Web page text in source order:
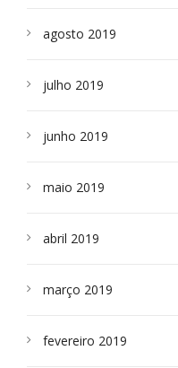
agosto 2019
julho 2019
junho 2019
maio 2019
abril 2019
março 2019
fevereiro 2019